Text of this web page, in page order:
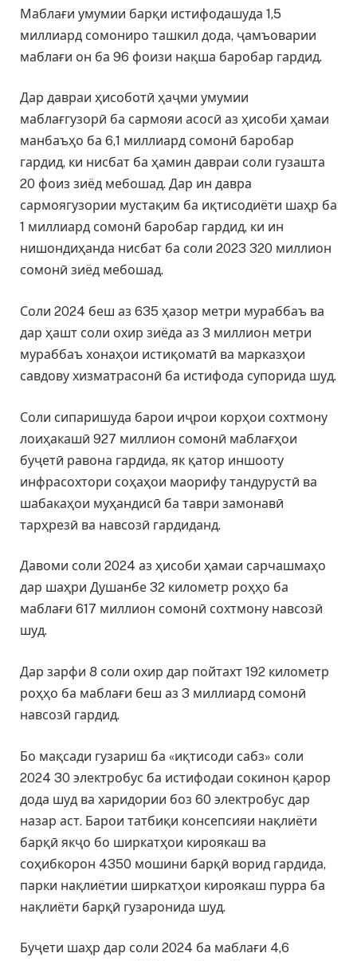
Маблағи умумии барқи истифодашуда 1,5
миллиард сомониро ташкил дода, ҷамъоварии
маблағи он ба 96 фоизи нақша баробар гардид.
Дар давраи ҳисоботӣ ҳаҷми умумии
маблағгузорӣ ба сармояи асосӣ аз ҳисоби ҳамаи
манбаъҳо ба 6,1 миллиард сомонӣ баробар
гардид, ки нисбат ба ҳамин давраи соли гузашта
20 фоиз зиёд мебошад. Дар ин давра
сармоягузории мустақим ба иқтисодиёти шаҳр ба
1 миллиард сомонӣ баробар гардид, ки ин
нишондиҳанда нисбат ба соли 2023 320 миллион
сомонӣ зиёд мебошад.
Соли 2024 беш аз 635 ҳазор метри мураббаъ ва
дар ҳашт соли охир зиёда аз 3 миллион метри
мураббаъ хонаҳои истиқоматӣ ва марказҳои
савдову хизматрасонӣ ба истифода супорида шуд.
Соли сипаришуда барои иҷрои корҳои сохтмону
лоиҳакашӣ 927 миллион сомонӣ маблағҳои
буҷетӣ равона гардида, як қатор иншооту
инфрасохтори соҳаҳои маорифу тандурустӣ ва
шабакаҳои муҳандисӣ ба таври замонавӣ
тарҳрезӣ ва навсозӣ гардиданд.
Давоми соли 2024 аз ҳисоби ҳамаи сарчашмаҳо
дар шаҳри Душанбе 32 километр роҳҳо ба
маблағи 617 миллион сомонӣ сохтмону навсозӣ
шуд.
Дар зарфи 8 соли охир дар пойтахт 192 километр
роҳҳо ба маблағи беш аз 3 миллиард сомонӣ
навсозӣ гардид.
Бо мақсади гузариш ба «иқтисоди сабз» соли
2024 30 электробус ба истифодаи сокинон қарор
дода шуд ва харидории боз 60 электробус дар
назар аст. Барои татбиқи консепсияи нақлиёти
барқӣ якҷо бо ширкатҳои кироякаш ва
соҳибкорон 4350 мошини барқӣ ворид гардида,
парки нақлиётии ширкатҳои кироякаш пурра ба
нақлиёти барқӣ гузаронида шуд.
Буҷети шаҳр дар соли 2024 ба маблағи 4,6